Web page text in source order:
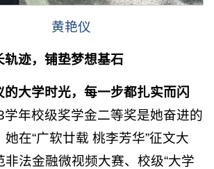
黄艳仪
轨迹，铺垫梦想基石
的大学时光，每一步都扎实而闪
年校级奖学金二等奖是她奋进的
在“广软廿载 桃李芳华”征文大
非法金融微视频大赛、校级“大学